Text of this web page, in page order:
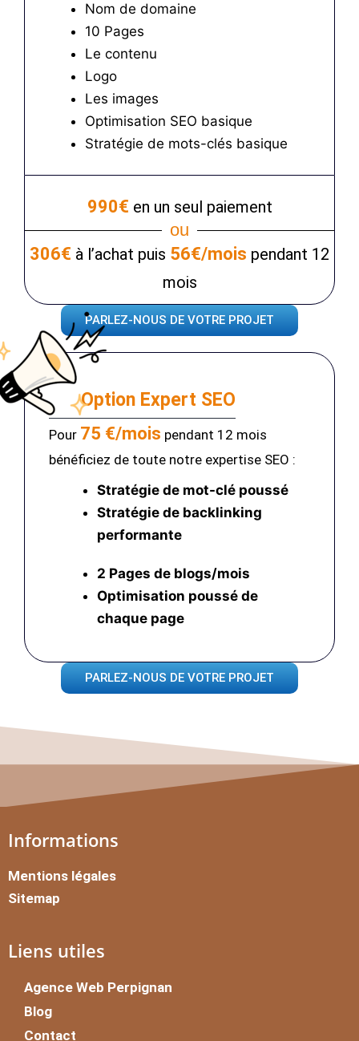
Nom de domaine
10 Pages
Le contenu
Logo
Les images
Optimisation SEO basique
Stratégie de mots-clés basique
990€ en un seul paiement
ou
306€ à l’achat puis 56€/mois pendant 12
mois
PARLEZ-NOUS DE VOTRE PROJET
Option Expert SEO
Pour 75 €/mois pendant 12 mois
bénéficiez de toute notre expertise SEO :
Stratégie de mot-clé poussé
Stratégie de backlinking
performante
2 Pages de blogs/mois
Optimisation poussé de
chaque page
PARLEZ-NOUS DE VOTRE PROJET
Informations
Mentions légales
Sitemap
Liens utiles
Agence Web Perpignan
Blog
Contact